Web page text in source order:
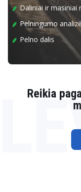
Daliniai ir masiniai
Pelningumo
Pelno dalis
Reikia